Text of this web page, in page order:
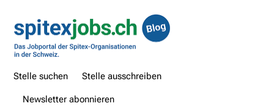
Stelle ausschreiben
Stelle suchen
Newsletter abonnieren